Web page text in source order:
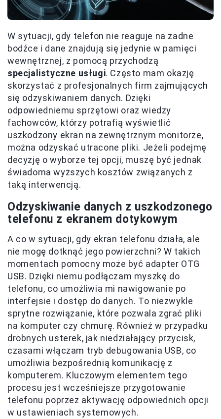
W sytuacji, gdy telefon nie reaguje na żadne
bodźce i dane znajdują się jedynie w pamięci
wewnętrznej, z pomocą przychodzą
specjalistyczne usługi. Często mam okazję
skorzystać z profesjonalnych firm zajmujących
się odzyskiwaniem danych. Dzięki
odpowiedniemu sprzętowi oraz wiedzy
fachowców, którzy potrafią wyświetlić
uszkodzony ekran na zewnętrznym monitorze,
można odzyskać utracone pliki. Jeżeli podejmę
decyzję o wyborze tej opcji, muszę być jednak
świadoma wyższych kosztów związanych z
taką interwencją.
Odzyskiwanie danych z uszkodzonego
telefonu z ekranem dotykowym
A co w sytuacji, gdy ekran telefonu działa, ale
nie mogę dotknąć jego powierzchni? W takich
momentach pomocny może być adapter OTG
USB. Dzięki niemu podłączam myszkę do
telefonu, co umożliwia mi nawigowanie po
interfejsie i dostęp do danych. To niezwykle
sprytne rozwiązanie, które pozwala zgrać pliki
na komputer czy chmurę. Również w przypadku
drobnych usterek, jak niedziałający przycisk,
czasami włączam tryb debugowania USB, co
umożliwia bezpośrednią komunikację z
komputerem. Kluczowym elementem tego
procesu jest wcześniejsze przygotowanie
telefonu poprzez aktywację odpowiednich opcji
w ustawieniach systemowych.